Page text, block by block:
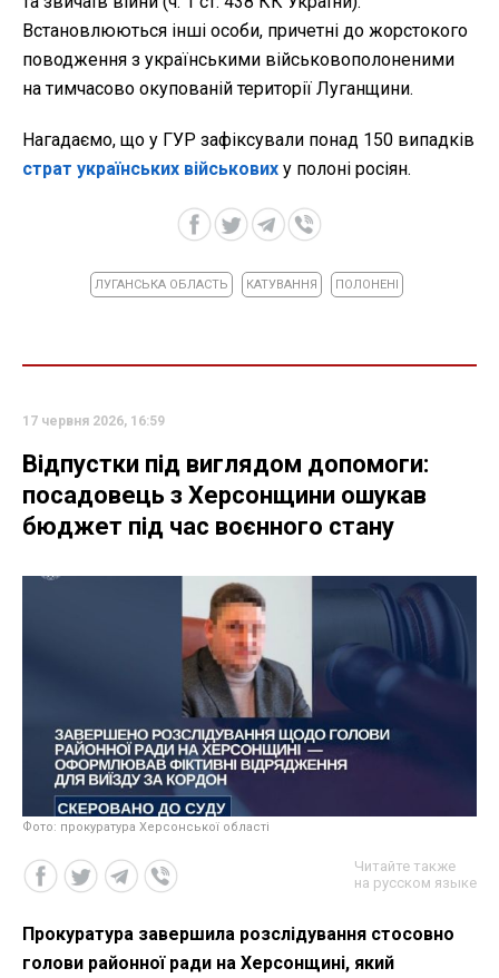
Встановлюються інші особи, причетні до жорстокого
поводження з українськими військовополоненими
на тимчасово окупованій території Луганщини.
Нагадаємо, що у ГУР зафіксували понад 150 випадків
страт українських військових у полоні росіян.
ЛУГАНСЬКА ОБЛАСТЬ КАТУВАННЯ ПОЛОНЕНІ
17 червня 2026, 16:59
Відпустки під виглядом допомоги:
посадовець з Херсонщини ошукав
бюджет під час воєнного стану
Фото: прокуратура Херсонської області
Читайте также
на русском языке
Прокуратура завершила розслідування стосовно
голови районної ради на Херсонщині, який